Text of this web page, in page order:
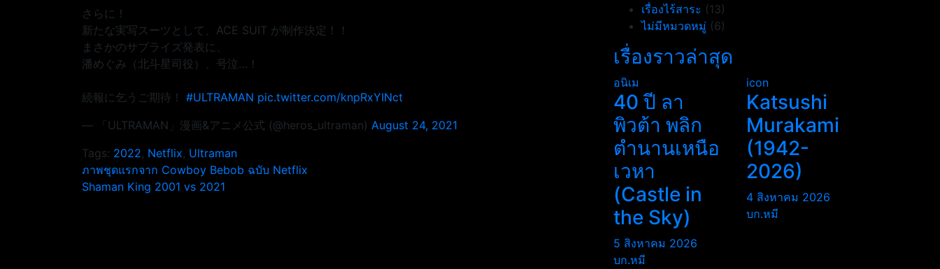
さらに！
新たな実写スーツとして、ACE SUIT が制作決定！！
まさかのサプライズ発表に、
潘めぐみ（北斗星司役）、号泣…！
続報に乞うご期待！ #ULTRAMAN pic.twitter.com/knpRxYINct
— 「ULTRAMAN」漫画&アニメ公式 (@heros_ultraman) August 24, 2021
Tags: 2022, Netflix, Ultraman
แนะแนว
เรื่อง
ภาพชุดแรกจาก Cowboy Bebob ฉบับ Netflix
Shaman King 2001 vs 2021
เรื่องไร้สาระ (13)
ไม่มีหมวดหมู่ (6)
เรื่องราวล่าสุด
อนิเม
40 ปี ลา
พิวต้า พลิก
ตำนานเหนือ
เวหา
(Castle in
the Sky)
5 สิงหาคม 2026
บก.หมี
icon
Katsushi
Murakami
(1942-
2026)
4 สิงหาคม 2026
บก.หมี